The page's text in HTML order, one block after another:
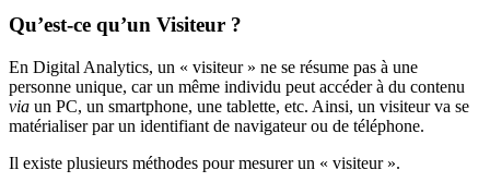
Qu’est-ce qu’un Visiteur ?
En Digital Analytics, un « visiteur » ne se résume pas à une
personne unique, car un même individu peut accéder à du contenu
via un PC, un smartphone, une tablette, etc. Ainsi, un visiteur va se
matérialiser par un identifiant de navigateur ou de téléphone.
Il existe plusieurs méthodes pour mesurer un « visiteur ».